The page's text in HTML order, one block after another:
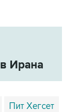
Ирана
Пит Хегсет